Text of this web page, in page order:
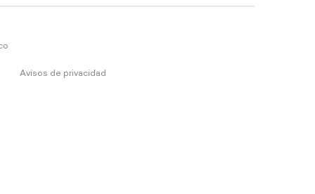
Avisos de privacidad